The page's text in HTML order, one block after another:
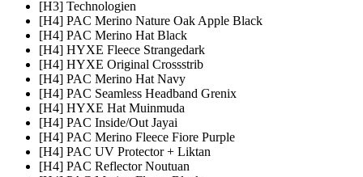
[H3] Technologien
[H4] PAC Merino Nature Oak Apple Black
[H4] PAC Merino Hat Black
[H4] HYXE Fleece Strangedark
[H4] HYXE Original Crossstrib
[H4] PAC Merino Hat Navy
[H4] PAC Seamless Headband Grenix
[H4] HYXE Hat Muinmuda
[H4] PAC Inside/Out Jayai
[H4] PAC Merino Fleece Fiore Purple
[H4] PAC UV Protector + Liktan
[H4] PAC Reflector Noutuan